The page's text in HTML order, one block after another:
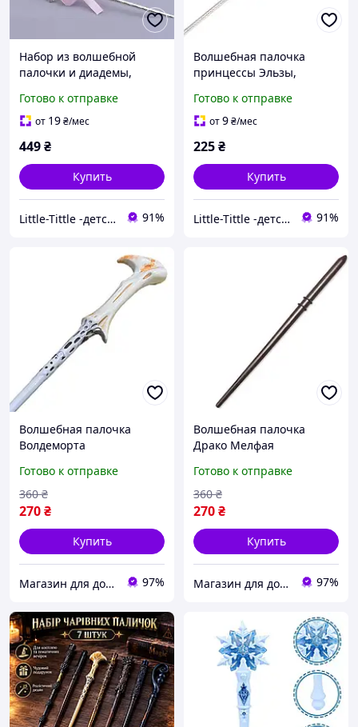
Набор из волшебной
палочки и диадемы,
Готово к отправке
от 19₴/мес
449₴
Купить
Little-Tittle -детские платья 91%
Волшебная палочка
принцессы Эльзы,
Готово к отправке
от9₴/мес
225₴
Купить
Little-Tittle -детские платья 91%
Волшебная палочка
Волдеморта
Готово к отправке
270₴
360 ₴
Купить
Магазин для дому 97%
Волшебная палочка
Драко Мелфая
Готово к отправке
270₴
360 ₴
Купить
Магазин для дому 97%